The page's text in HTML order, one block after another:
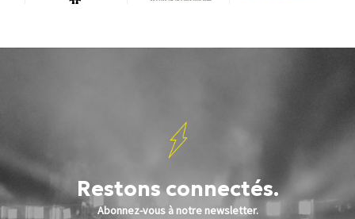
Restons connectés.
Abonnez-vous à notre newsletter.